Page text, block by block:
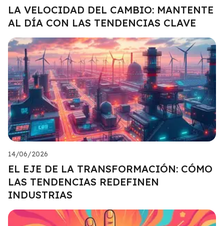
LA VELOCIDAD DEL CAMBIO: MANTENTE
AL DÍA CON LAS TENDENCIAS CLAVE
14/06/2026
EL EJE DE LA TRANSFORMACIÓN: CÓMO
LAS TENDENCIAS REDEFINEN
INDUSTRIAS